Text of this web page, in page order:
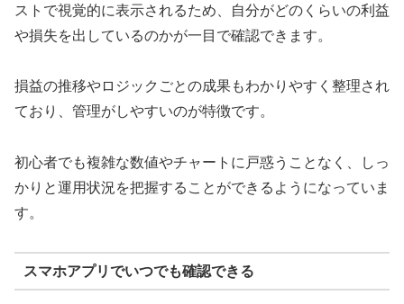
ストで視覚的に表示されるため、自分がどのくらいの利益
や損失を出しているのかが一目で確認できます。
損益の推移やロジックごとの成果もわかりやすく整理され
ており、管理がしやすいのが特徴です。
初心者でも複雑な数値やチャートに戸惑うことなく、しっ
かりと運用状況を把握することができるようになっていま
す。
スマホアプリでいつでも確認できる